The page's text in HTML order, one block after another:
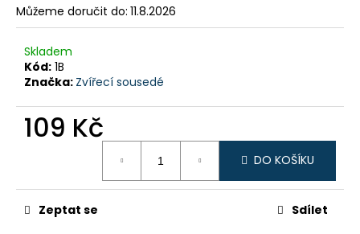
Můžeme doručit do: 11.8.2026
Skladem
Kód: 1B
Značka: Zvířecí sousedé
109 Kč
DO KOŠÍKU
Zeptat se Sdílet
o
r
u
č
u
e